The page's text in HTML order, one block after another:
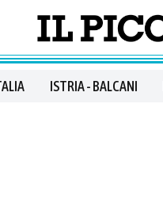
ISTRIA - BALCANI